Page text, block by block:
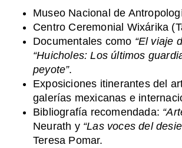
Museo Nacional de
Centro Ceremonial Wixárika
Documentales como “El viaje
“Huicholes: Los últimos
peyote”.
Exposiciones itinerantes del
galerías mexicanas e
Bibliografía recomendada:
Neurath y “Las voces del
Teresa Pomar.